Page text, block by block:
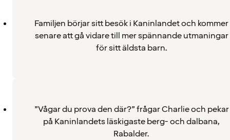
Familjen börjar sitt besök i Kaninlandet och kommer
senare att gå vidare till mer spännande utmaningar
för sitt äldsta barn.
”Vågar du prova den där?” frågar Charlie och pekar
på Kaninlandets läskigaste berg- och dalbana,
Rabalder.